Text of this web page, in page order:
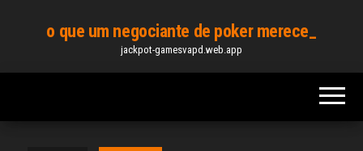
content
o que um negociante de poker merece_
jackpot-gamesvapd.web.app